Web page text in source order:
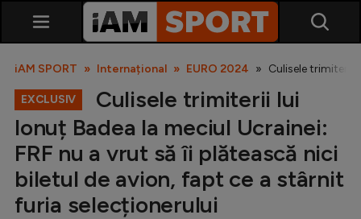
SuperLiga
iAM SPORT Internațional EURO 2024 Culisele trimiterii
EXCLUSIV
Culisele trimiterii lui
Ionuț Badea la meciul Ucrainei:
FRF nu a vrut să îi plătească nici
biletul de avion, fapt ce a stârnit
furia selecționerului